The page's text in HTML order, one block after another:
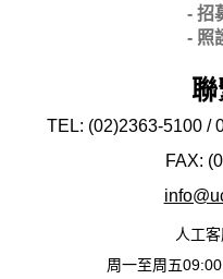
- 招
- 照
聯
TEL: (02)2363-5100 /
FAX:
人工
周一至周五